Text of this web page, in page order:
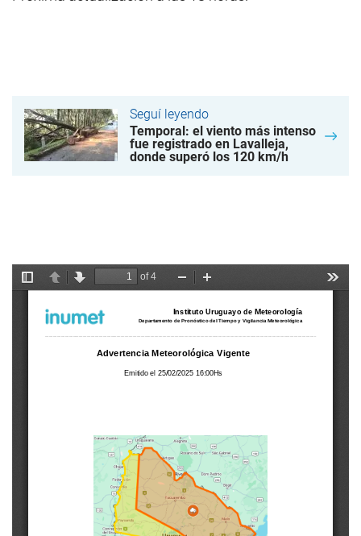
Seguí leyendo
Temporal: el viento más intenso
fue registrado en Lavalleja,
donde superó los 120 km/h